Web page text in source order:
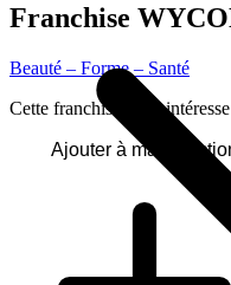
Franchise
Beauté – Forme – Santé
Cette franchise vous
Ajouter à ma